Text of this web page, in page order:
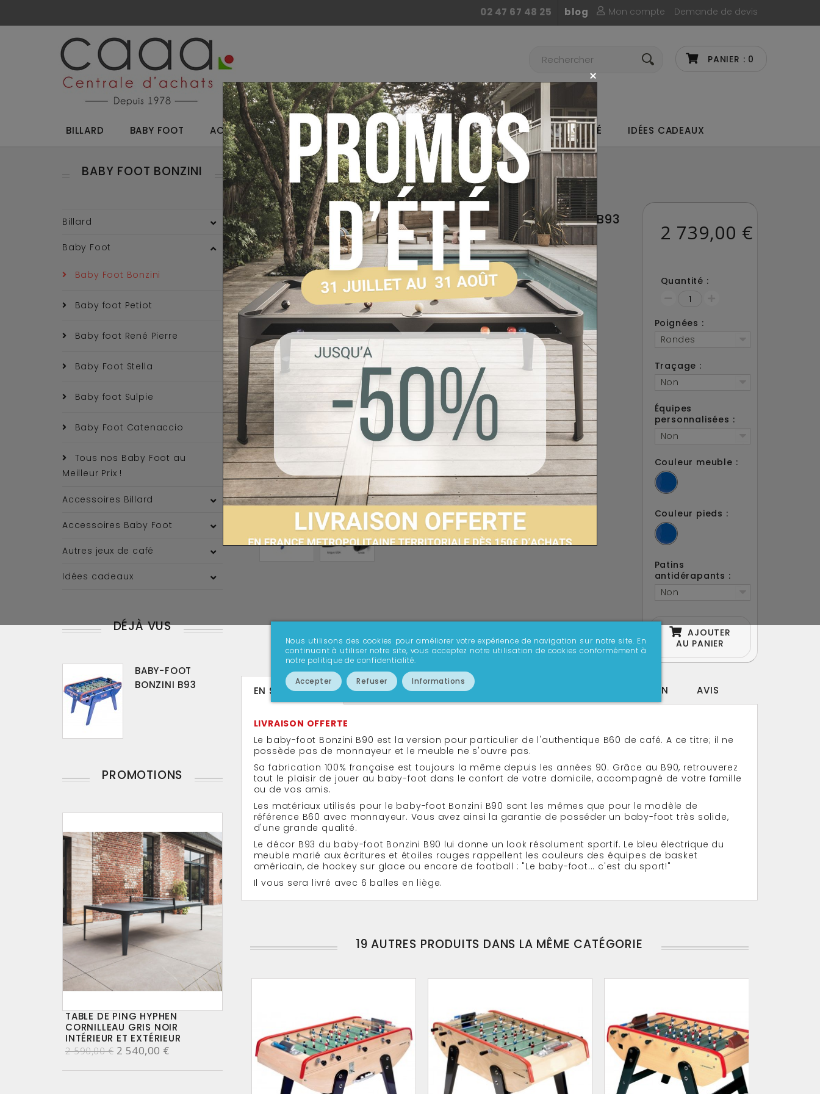
Nous utilisons des cookies pour améliorer votre expérience de navigation sur notre site. En
continuant à utiliser notre site, vous acceptez notre utilisation de cookies conformément à
notre politique de confidentialité.
Accepter Refuser Informations
Mon compte Demande de devis
blog
02 47 67 48 25
PANIER : 0
BILLARD BABY FOOT ACCESSOIRES BILLARD ACCESSOIRES BABY FOOT AUTRES JEUX DE CAFÉ IDÉES CADEAUX
BABY FOOT BONZINI
Billard
Baby Foot
Baby Foot Bonzini
Baby foot Petiot
Baby foot René Pierre
Baby Foot Stella
Baby foot Sulpie
Baby Foot Catenaccio
Tous nos Baby Foot au
Meilleur Prix !
Accessoires Billard
Accessoires Baby Foot
Autres jeux de café
Idées cadeaux
DÉJÀ VUS
BABY-FOOT
BONZINI B93
PROMOTIONS
TABLE DE PING HYPHEN
CORNILLEAU GRIS NOIR
INTÉRIEUR ET EXTÉRIEUR
2 590,00 € 2 540,00 €
Retour Baby Foot Baby Foot Bonzini Baby-foot Bonzini B93
LIVRAISON OFFERTE
Payez en 4x sans frais !
BABY-FOOT BONZINI B93
Référence : 6690107
Livraison sous 4 à 6 semaines
Envoyer à un ami
Partager sur Facebook !
Imprimer
2 739,00 €
Quantité :
Poignées :
Rondes
Traçage :
Non
Équipes
personnalisées :
Non
Couleur meuble :
Couleur pieds :
Patins
antidérapants :
Non
AJOUTER
AU PANIER
EN SAVOIR PLUS FICHE TECHNIQUE PERSONNALISATION AVIS
LIVRAISON OFFERTE
Le baby-foot Bonzini B90 est la version pour particulier de l'authentique B60 de café. A ce titre; il ne
possède pas de monnayeur et le meuble ne s'ouvre pas.
Sa fabrication 100% française est toujours la même depuis les années 90. Grâce au B90, retrouverez
tout le plaisir de jouer au baby-foot dans le confort de votre domicile, accompagné de votre famille
ou de vos amis.
Les matériaux utilisés pour le baby-foot Bonzini B90 sont les mêmes que pour le modèle de
référence B60 avec monnayeur. Vous avez ainsi la garantie de posséder un baby-foot très solide,
d'une grande qualité.
Le décor B93 du baby-foot Bonzini B90 lui donne un look résolument sportif. Le bleu électrique du
meuble marié aux écritures et étoiles rouges rappellent les couleurs des équipes de basket
américain, de hockey sur glace ou encore de football : "Le baby-foot... c'est du sport!"
Il vous sera livré avec 6 balles en liège.
19 AUTRES PRODUITS DANS LA MÊME CATÉGORIE